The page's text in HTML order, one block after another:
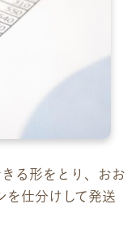
る形をとり、おお
を仕分けして発送